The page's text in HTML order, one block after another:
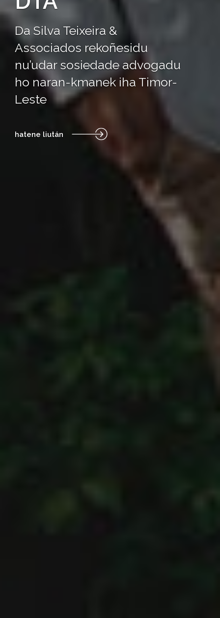
Da Silva Teixeira &
Associados rekoñesidu
nu’udar sosiedade advogadu
ho naran-kmanek iha Timor-
Leste
hatene liután